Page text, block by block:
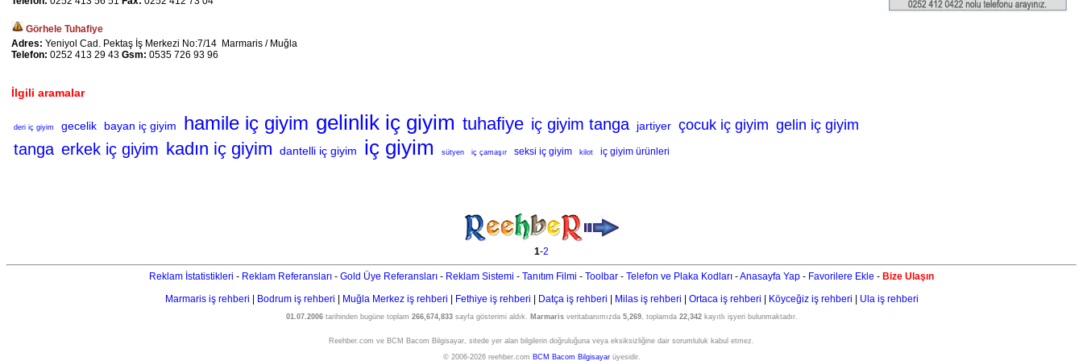
Görhele Tuhafiye
Adres: Yeniyol Cad. Pektaş İş Merkezi No:7/14 Marmaris / Muğla
Telefon: 0252 413 29 43 Gsm: 0535 726 93 96
İlgili aramalar
deri iç giyim gecelik bayan iç giyim hamile iç giyim gelinlik iç giyim tuhafiye iç giyim tanga jartiyer çocuk iç giyim gelin iç giyim
tanga erkek iç giyim kadın iç giyim dantelli iç giyim iç giyim sütyen iç çamaşır seksi iç giyim kilot iç giyim ürünleri
1-2
Reklam İstatistikleri - Reklam Referansları - Gold Üye Referansları - Reklam Sistemi - Tanıtım Filmi - Toolbar - Telefon ve Plaka Kodları -Anasayfa Yap - Favorilere Ekle - Bize Ulaşın
Marmaris iş rehberi
Bodrum iş rehberi Muğla Merkez iş rehberi Fethiye iş rehberi Datça iş rehberi Milas iş rehberi Ortaca iş rehberi Köyceğiz iş rehberi Ula iş rehberi
01.07.2006tarihinden bugüne toplam 266,674,833sayfa gösterimi aldık. Marmarisveritabanımızda 5,269, toplamda 22,342kayıtlı işyeri bulunmaktadır.
Reehber.com ve BCM Bacom Bilgisayar, sitede yer alan bilgilerin doğruluğuna veya eksiksizliğine dair sorumluluk kabul etmez.
© 2006-2026 reehber.com BCM Bacom Bilgisayarüyesidir.